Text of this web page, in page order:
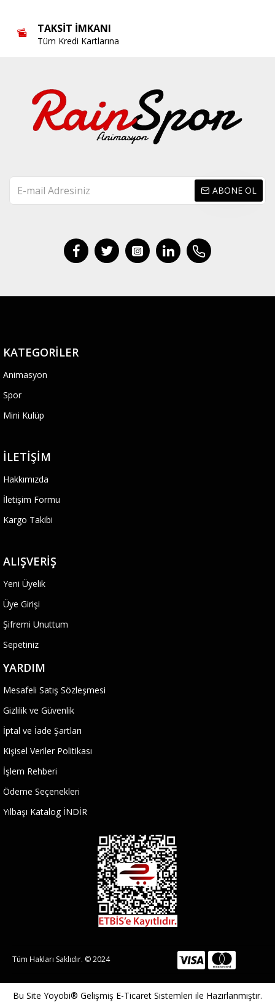
TAKSIT İMKANI
Tüm Kredi Kartlarına
ABONE OL
KATEGORILER
Animasyon
Spor
Mini Kulüp
İLETIŞIM
Hakkımızda
İletişim Formu
Kargo Takibi
ALIŞVERIŞ
Yeni Üyelik
Üye Girişi
Şifremi Unuttum
Sepetiniz
YARDIM
Mesafeli Satış Sözleşmesi
Gizlilik ve Güvenlik
İptal ve İade Şartları
Kişisel Veriler Politikası
İşlem Rehberi
Ödeme Seçenekleri
Yılbaşı Katalog İNDİR
Tüm Hakları Saklıdır. © 2024
Bu Site Yoyobi® Gelişmiş E-Ticaret Sistemleri ile Hazırlanmıştır.